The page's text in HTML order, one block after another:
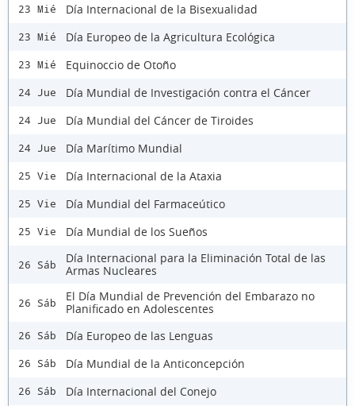
23 Mié Día Internacional de la Bisexualidad
23 Mié Día Europeo de la Agricultura Ecológica
23 Mié Equinoccio de Otoño
24 Jue Día Mundial de Investigación contra el Cáncer
24 Jue Día Mundial del Cáncer de Tiroides
24 Jue Día Marítimo Mundial
25 Vie Día Internacional de la Ataxia
25 Vie Día Mundial del Farmaceútico
25 Vie Día Mundial de los Sueños
26 Sáb
Día Internacional para la Eliminación Total de las
Armas Nucleares
26 Sáb
El Día Mundial de Prevención del Embarazo no
Planificado en Adolescentes
26 Sáb Día Europeo de las Lenguas
26 Sáb Día Mundial de la Anticoncepción
26 Sáb Día Internacional del Conejo